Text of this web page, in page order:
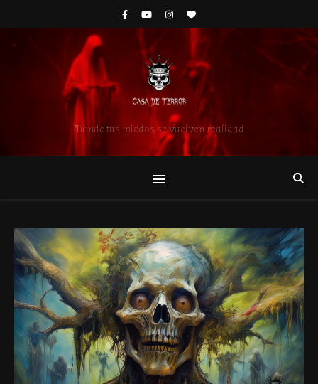
Donde tus miedos se vuelven realidad